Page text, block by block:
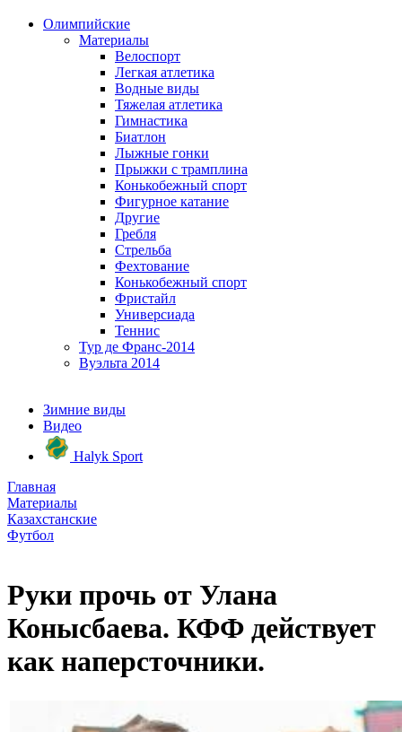
Олимпийские
Материалы
Велоспорт
Легкая атлетика
Водные виды
Тяжелая атлетика
Гимнастика
Биатлон
Лыжные гонки
Прыжки с трамплина
Конькобежный спорт
Фигурное катание
Другие
Гребля
Стрельба
Фехтование
Конькобежный спорт
Фристайл
Универсиада
Теннис
Тур де Франс-2014
Вуэльта 2014
Зимние виды
Видео
Halyk Sport
Главная
Материалы
Казахстанские
Футбол
Руки прочь от Улана
Конысбаева. КФФ действует
как наперсточники.